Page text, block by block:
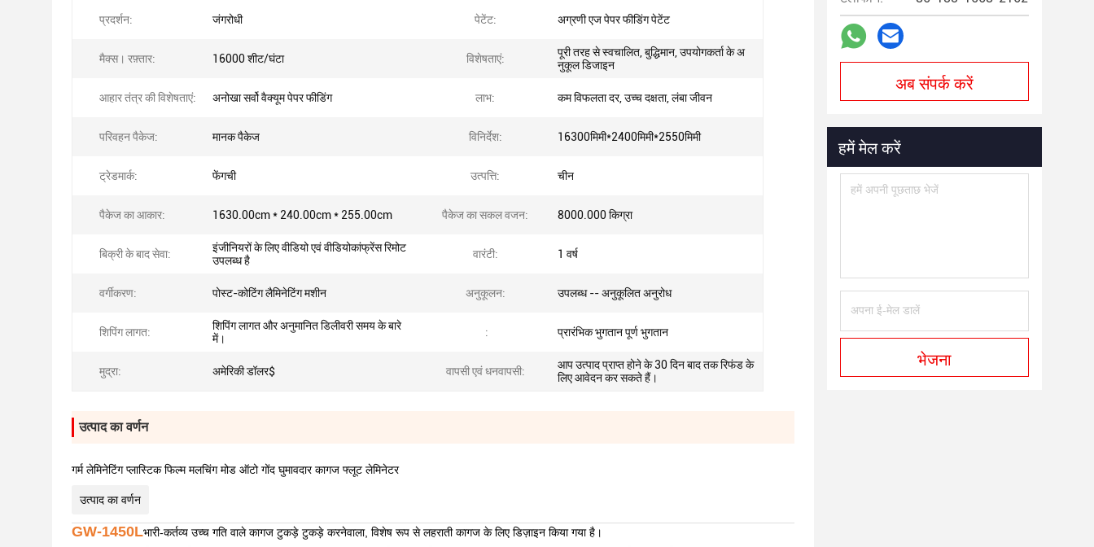
प्रदर्शन: जंगरोधी पेटेंट: अग्रणी एज पेपर फीडिंग पेटेंट
मैक्स। रफ़्तार: 16000 शीट/घंटा विशेषताएं:
पूरी तरह से स्वचालित, बुद्धिमान, उपयोगकर्ता के अ
नुकूल डिजाइन
आहार तंत्र की विशेषताएं: अनोखा सर्वो वैक्यूम पेपर फीडिंग लाभ: कम विफलता दर, उच्च दक्षता, लंबा जीवन
परिवहन पैकेज: मानक पैकेज विनिर्देश: 16300मिमी*2400मिमी*2550मिमी
ट्रेडमार्क: फेंगची उत्पत्ति: चीन
पैकेज का आकार: 1630.00cm * 240.00cm * 255.00cm पैकेज का सकल वजन: 8000.000 किग्रा
बिक्री के बाद सेवा:
इंजीनियरों के लिए वीडियो एवं वीडियोकांफ्रेंस रिमोट
उपलब्ध है
वारंटी: 1 वर्ष
वर्गीकरण: पोस्ट-कोटिंग लैमिनेटिंग मशीन अनुकूलन: उपलब्ध -- अनुकूलित अनुरोध
शिपिंग लागत:
शिपिंग लागत और अनुमानित डिलीवरी समय के बारे
में।
: प्रारंभिक भुगतान पूर्ण भुगतान
मुद्रा: अमेरिकी डॉलर$ वापसी एवं धनवापसी:
आप उत्पाद प्राप्त होने के 30 दिन बाद तक रिफंड के
लिए आवेदन कर सकते हैं।
उत्पाद का वर्णन
गर्म लेमिनेटिंग प्लास्टिक फिल्म मलचिंग मोड ऑटो गोंद घुमावदार कागज फ्लूट लेमिनेटर
उत्पाद का वर्णन
GW-1450Lभारी-कर्तव्य उच्च गति वाले कागज टुकड़े टुकड़े करनेवाला, विशेष रूप से लहराती कागज के लिए डिज़ाइन किया गया है।
अब संपर्क करें
हमें मेल करें
भेजना